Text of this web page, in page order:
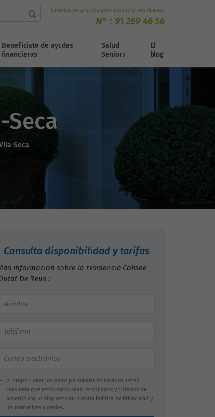
Orientacion gratuita para encontrar residencias
N° : 91 269 46 56
Benefíciate de ayudas
financieras
Salud
Seniors
El
blog
Seca
Seca
Consulta disponibilidad y tarifas
información sobre la residencia Colisée
De Reus :
Al proporcionar los datos personales solicitados, usted
consiente que estos datos sean recopilados y tratados de
acuerdo con lo dispuesto en nuestra Política de Privacidad y
las normativas vigentes.